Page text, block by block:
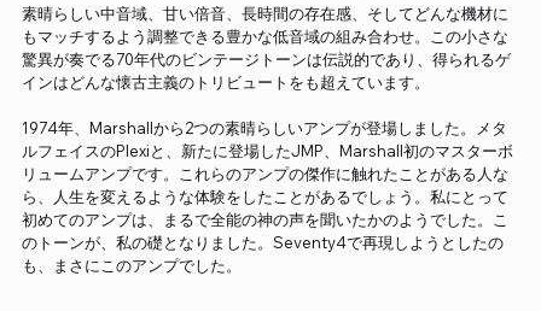
素晴らしい中音域、甘い倍音、長時間の存在感、そしてどんな機材に
もマッチするよう調整できる豊かな低音域の組み合わせ。この小さな
驚異が奏でる70年代のビンテージトーンは伝説的であり、得られるゲ
インはどんな懐古主義のトリビュートをも超えています。
1974年、Marshallから2つの素晴らしいアンプが登場しました。メタ
ルフェイスのPlexiと、新たに登場したJMP、Marshall初のマスターボ
リュームアンプです。これらのアンプの傑作に触れたことがある人な
ら、人生を変えるような体験をしたことがあるでしょう。私にとって
初めてのアンプは、まるで全能の神の声を聞いたかのようでした。こ
のトーンが、私の礎となりました。Seventy4で再現しようとしたの
も、まさにこのアンプでした。